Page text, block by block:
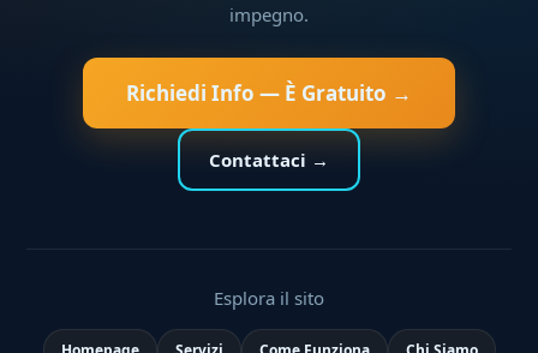
impegno.
Richiedi Info — È Gratuito →
Contattaci →
Esplora il sito